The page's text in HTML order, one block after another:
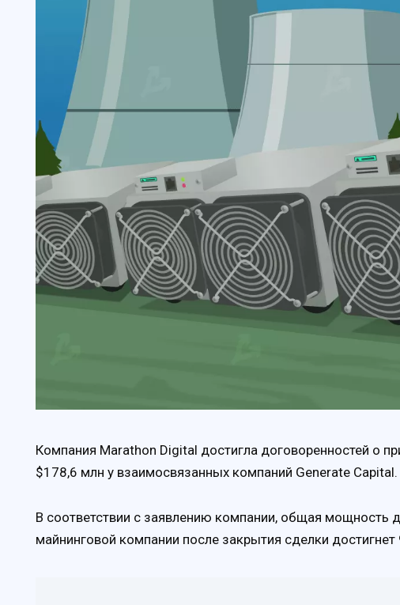
Компания Marathon Digital достигла договоренностей о
$178,6 млн у взаимосвязанных компаний Generate Capital.
В соответствии с заявлению компании, общая мощность
майнинговой компании после закрытия сделки